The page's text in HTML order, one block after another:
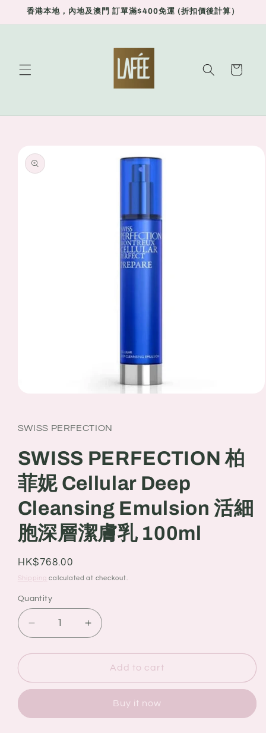
Skip to
香港本地，內地及澳門 訂單滿$400免運 (折扣價後計算）
Cart
product
information
in
modal
SWISS PERFECTION
SWISS PERFECTION 柏
菲妮 Cellular Deep
Cleansing Emulsion 活細
胞深層潔膚乳 100ml
Regular
price
HK$768.00
Shipping calculated at checkout.
Quantity
Quantity
Decrease
quantity
for
PERFECTION
Increase
quantity
for
SWISS
PERFECTION
Add to cart
Buy it now